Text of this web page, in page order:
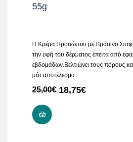
55g
Η Κρέμα Προσώπου με Πράσινο
την υφή του δέρματος έπειτα από
εβδομάδων.Βελτιώνει τους πόρους
μάτ αποτέλεσμα
25,00€ 18,75€